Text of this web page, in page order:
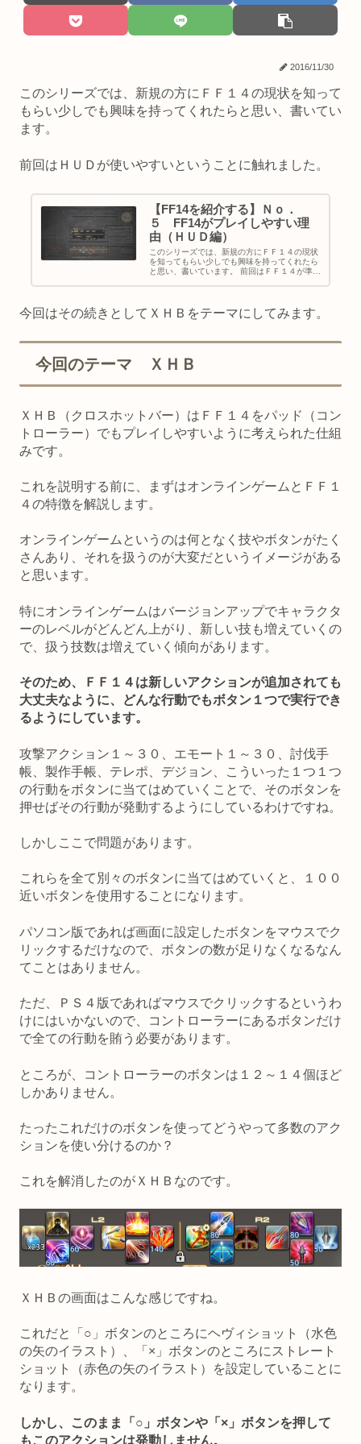
2016/11/30
このシリーズでは、新規の方にＦＦ１４の現状を知って
もらい少しでも興味を持ってくれたらと思い、書いてい
ます。
前回はＨＵＤが使いやすいということに触れました。
【FF14を紹介する】Ｎｏ．
５ FF14がプレイしやすい理
由（ＨＵＤ編）
このシリーズでは、新規の方にＦＦ１４の現状
を知ってもらい少しでも興味を持ってくれたら
と思い、書いています。 前回はＦＦ１４が準備
今回はその続きとしてＸＨＢをテーマにしてみます。
今回のテーマ ＸＨＢ
ＸＨＢ（クロスホットバー）はＦＦ１４をパッド（コン
トローラー）でもプレイしやすいように考えられた仕組
みです。
これを説明する前に、まずはオンラインゲームとＦＦ１
４の特徴を解説します。
オンラインゲームというのは何となく技やボタンがたく
さんあり、それを扱うのが大変だというイメージがある
と思います。
特にオンラインゲームはバージョンアップでキャラクタ
ーのレベルがどんどん上がり、新しい技も増えていくの
で、扱う技数は増えていく傾向があります。
そのため、ＦＦ１４は新しいアクションが追加されても
大丈夫なように、どんな行動でもボタン１つで実行でき
るようにしています。
攻撃アクション１～３０、エモート１～３０、討伐手
帳、製作手帳、テレポ、デジョン、こういった１つ１つ
の行動をボタンに当てはめていくことで、そのボタンを
押せばその行動が発動するようにしているわけですね。
しかしここで問題があります。
これらを全て別々のボタンに当てはめていくと、１００
近いボタンを使用することになります。
パソコン版であれば画面に設定したボタンをマウスでク
リックするだけなので、ボタンの数が足りなくなるなん
てことはありません。
ただ、ＰＳ４版であればマウスでクリックするというわ
けにはいかないので、コントローラーにあるボタンだけ
で全ての行動を賄う必要があります。
ところが、コントローラーのボタンは１２～１４個ほど
しかありません。
たったこれだけのボタンを使ってどうやって多数のアク
ションを使い分けるのか？
これを解消したのがＸＨＢなのです。
ＸＨＢの画面はこんな感じですね。
これだと「○」ボタンのところにヘヴィショット（水色
の矢のイラスト）、「×」ボタンのところにストレート
ショット（赤色の矢のイラスト）を設定していることに
なります。
しかし、このまま「○」ボタンや「×」ボタンを押して
もこのアクションは発動しません。